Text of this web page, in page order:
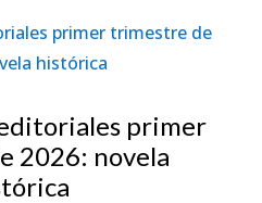
primer
2026: novela